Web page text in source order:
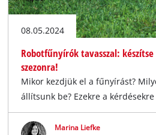
08.05.2024
Robotfűnyírók tavasszal:
szezonra!
Mikor kezdjük el a fűnyírást?
állítsunk be? Ezekre a
Marina Liefke